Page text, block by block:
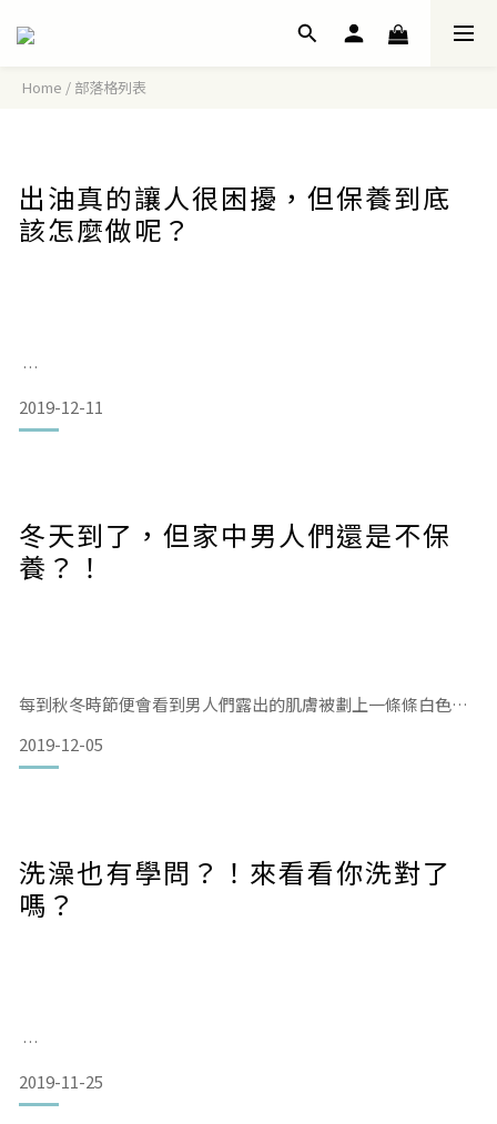
Home / 部落格列表
出油真的讓人很困擾，但保養到底
該怎麼做呢？
肌膚會出油是很正常的狀況，但出油過多除了滿臉油光外，還
容易長出痘痘、粉刺。主要的原因是皮脂腺受到高溫和賀爾蒙
因此如果想要避免出油和痘痘，首先應該要先檢視自己的生活
平日的保養則可以依季節的變化而調整，例如夏天選擇
2019-12-11
冬天到了，但家中男人們還是不保
養？！
每到秋冬時節便會看到男人們露出的肌膚被劃上一條條白色的
可惜明明我們都知道只要加強保濕就能避免這個狀況，但偏偏
如果不願意在清潔後擦乳液，或許我們可以從洗澡就開始幫他
們做保養？
可是也不要以為使用肥皂大力清潔就是正確的方式呀！
2019-12-05
洗澡也有學問？！來看看你洗對了
嗎？
2019-11-25